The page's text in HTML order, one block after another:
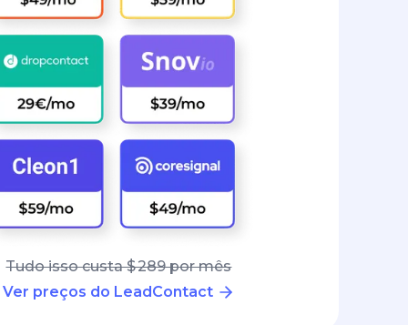
Tudo isso custa $ 289 por mês
Ver preços do LeadContact